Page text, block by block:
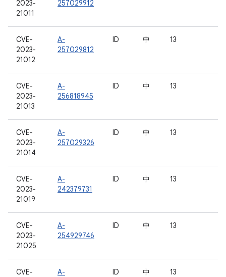
2023-
21011
257029912
CVE-
2023-
21012
A-
257029812
ID 中 13
CVE-
2023-
21013
A-
256818945
ID 中 13
CVE-
2023-
21014
A-
257029326
ID 中 13
CVE-
2023-
21019
A-
242379731
ID 中 13
CVE-
2023-
21025
A-
254929746
ID 中 13
CVE-
A-
ID 中 13